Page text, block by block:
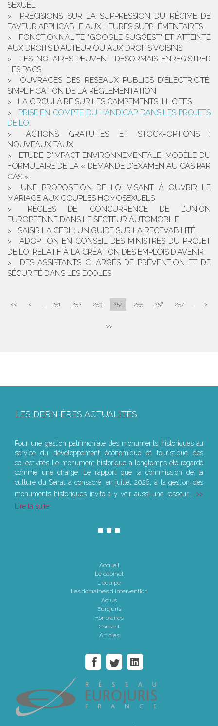
SEXUEL
PRÉCISIONS SUR LA SUPPRESSION DU RÉGIME DE
FAVEUR APPLICABLE AUX HEURES SUPPLÉMENTAIRES
FONCTIONNALITÉ "GOOGLE SUGGEST" ET ATTEINTE
AUX DROITS D'AUTEUR OU AUX DROITS VOISINS
LES NOTAIRES PEUVENT DÉSORMAIS ENREGISTRER
LES PACS
OUVRAGES DES RÉSEAUX PUBLICS D'ÉLECTRICITÉ:
SIMPLIFICATION DE LA RÈGLEMENTATION
LA CIRCULAIRE SUR LES CAMPEMENTS ILLICITES
PRISE EN COMPTE DU HANDICAP DANS LES PROJETS
DE LOI
ACTIONS GRATUITES ET STOCK-OPTIONS :
NOUVEAUX TAUX
ETUDE D'IMPACT ENVIRONNEMENTALE: MODÈLE DU
FORMULAIRE DE LA « DEMANDE D'EXAMEN AU CAS PAR
CAS »
UNE PROPOSITION DE LOI VISANT À OUVRIR LE
MARIAGE AUX COUPLES HOMOSEXUELS
RÈGLES DE CONCURRENCE DE L’UNION
EUROPÉENNE DANS LE SECTEUR AUTOMOBILE
SAISIR LA CEDH: UN GUIDE SUR LA RECEVABILITÉ
ADOPTION EN CONSEIL DES MINISTRES DU PROJET
DE LOI RELATIF À LA CRÉATION DES EMPLOIS D'AVENIR
DES ASSISTANTS CHARGÉS DE PRÉVENTION ET DE
SÉCURITÉ DANS LES ÉCOLES
<< < ... 251 252 253 254 255 256 257 ... >
>>
LES DERNIÈRES ACTUALITÉS
Pour une gestion patrimoniale des monuments historiques au
service du développement économique et touristique des
collectivités Le monument historique a longtemps été regardé
comme une charge. Le rapport que la commission de la
culture du Sénat a consacré, en juillet 2026, à la gestion des
monuments historiques invite à y voir aussi une ressour...
Lire la suite
Accueil
Le cabinet
L'équipe
Les domaines d'intervention
Actus
Eurojuris
Honoraires
Contact
Articles